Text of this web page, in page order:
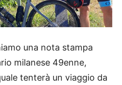
una nota stampa
milanese 49enne,
tenterà un viaggio da